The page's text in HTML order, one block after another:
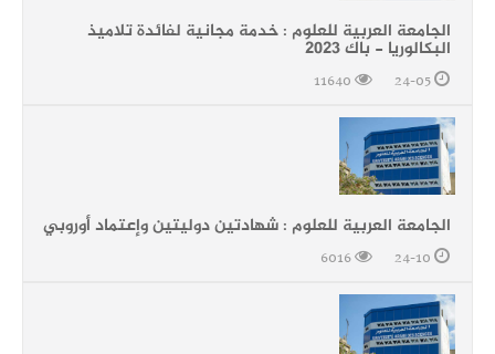
الجامعة العربية للعلوم : خدمة مجانية لفائدة تلاميذ
البكالوريا - باك 2023
الجامعة العربية للعلوم : شهادتين دوليتين وإعتماد أوروبي